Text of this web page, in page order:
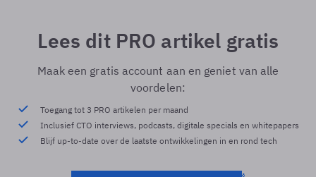
Lees dit PRO artikel gratis
Maak een gratis account aan en geniet van alle
voordelen:
Toegang tot 3 PRO artikelen per maand
Inclusief CTO interviews, podcasts, digitale specials en whitepapers
Blijf up-to-date over de laatste ontwikkelingen in en rond tech